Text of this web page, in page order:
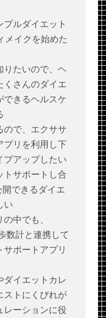
プルダイエット
メイクを始めた
りたいので、ヘ
くさんのダイエ
できるヘルスケ
ので、エクササ
プリを利用し下
プアップしたい
トサポートし合
開できるダイエ
い
中でも、
数計と連携して
ポートアプリ
ダイエットカレ
ストにくびれが
レーションに役